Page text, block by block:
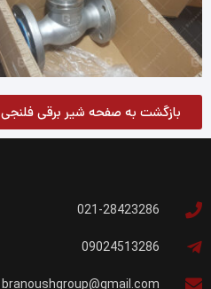
بازگشت به صفحه شیر برقی فلنجی
021-28423286
09024513286
branoushgroup@gmail.com